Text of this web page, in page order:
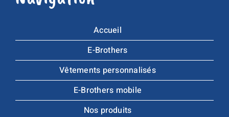
Accueil
E-Brothers
Vêtements personnalisés
E-Brothers mobile
Nos produits